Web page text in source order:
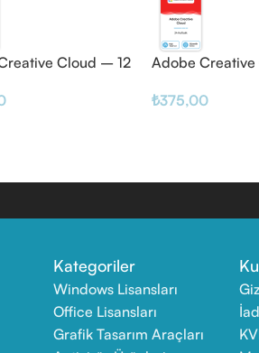
Cloud – 12
Adobe
₺375,00
Kategoriler
Windows Lisansları
Office Lisansları
Grafik Tasarım Araçları